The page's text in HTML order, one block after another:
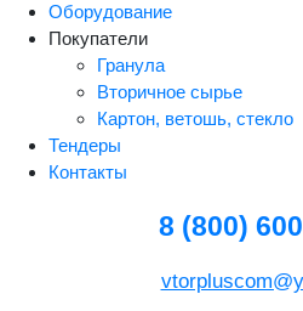
Оборудование
Покупатели
Гранула
Вторичное сырье
Картон, ветошь, стекло
Тендеры
Контакты
8 (800)